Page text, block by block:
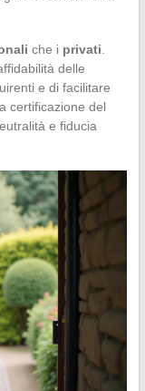
che i privati
delle
e di facilitare
certificazione del
e fiducia